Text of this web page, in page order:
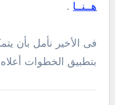
هــنــا .
فى الأخير نأمل بأن
بتطبيق الخطوات